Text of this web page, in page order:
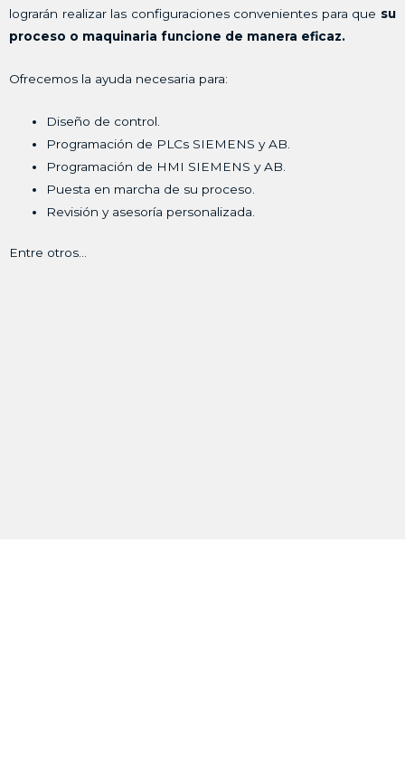
lograrán realizar las configuraciones convenientes para que su
proceso o maquinaria funcione de manera eficaz.
Ofrecemos la ayuda necesaria para:
Diseño de control.
Programación de PLCs SIEMENS y AB.
Programación de HMI SIEMENS y AB.
Puesta en marcha de su proceso.
Revisión y asesoría personalizada.
Entre otros…